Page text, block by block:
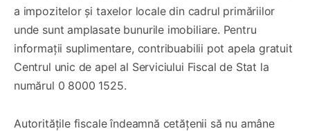
a impozitelor și taxelor locale din cadrul primăriilor
unde sunt amplasate bunurile imobiliare. Pentru
informații suplimentare, contribuabilii pot apela gratuit
Centrul unic de apel al Serviciului Fiscal de Stat la
numărul 0 8000 1525.
Autoritățile fiscale îndeamnă cetățenii să nu amâne